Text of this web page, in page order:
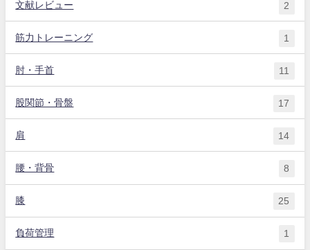
文献レビュー 2
筋力トレーニング 1
肘・手首 11
股関節・骨盤 17
肩 14
腰・背骨 8
膝 25
負荷管理 1